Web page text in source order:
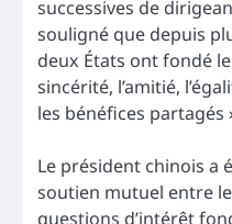
successives de
souligné que depuis
deux États ont fondé
sincérité, l’amitié,
les bénéfices partagés
Le président chinois a
soutien mutuel entre
questions d’intérêt